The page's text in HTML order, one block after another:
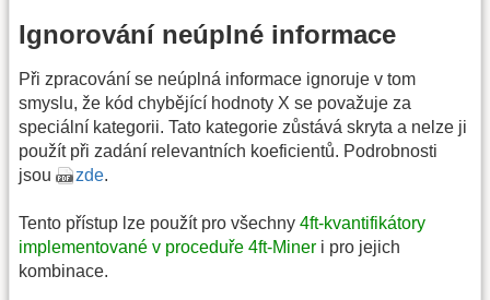
Ignorování neúplné informace
Při zpracování se neúplná informace ignoruje v tom
smyslu, že kód chybějící hodnoty X se považuje za
speciální kategorii. Tato kategorie zůstává skryta a nelze ji
použít při zadání relevantních koeficientů. Podrobnosti
jsou
zde.
Tento přístup lze použít pro všechny 4ft-kvantifikátory
implementované v proceduře 4ft-Miner i pro jejich
kombinace.